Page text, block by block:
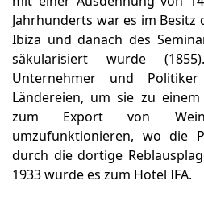
Jahrhunderts war es im Besitz
Ibiza und danach des
säkularisiert wurde
Unternehmer und
Ländereien, um sie zu
zum Export von
umzufunktionieren, wo die
durch die dortige
1933 wurde es zum Hotel IFA.